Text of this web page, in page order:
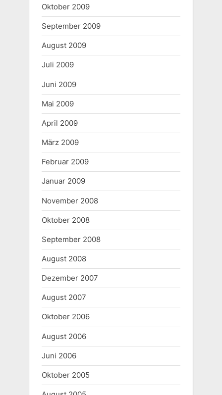
Oktober 2009
September 2009
August 2009
Juli 2009
Juni 2009
Mai 2009
April 2009
März 2009
Februar 2009
Januar 2009
November 2008
Oktober 2008
September 2008
August 2008
Dezember 2007
August 2007
Oktober 2006
August 2006
Juni 2006
Oktober 2005